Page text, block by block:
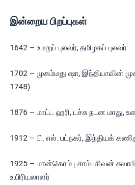
இன்றைய பிறப்புகள்
1642 – உமறுப் புலவர், தமிழகப் புலவர்
1702 – முகம்மது ஷா, இந்தியாவின்
1748)
1876 – மாட்ட ஹரி, டச்சு நடன மாது,
1912 – பி. எல். பட்நகர், இந்தியக்
1925 – மான்கொம்பு சாம்பசிவன்
உயிரியலாளர்